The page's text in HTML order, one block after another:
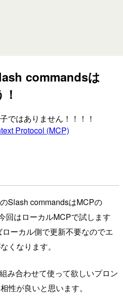
commandsは
ではありません！！！！
Protocol (MCP)
Slash commandsはMCPの
回はローカルMCPで試します
ーカル側で更新不要なのでエ
くなります。
み合わせて使って欲しいプロン
性が良いと思います。